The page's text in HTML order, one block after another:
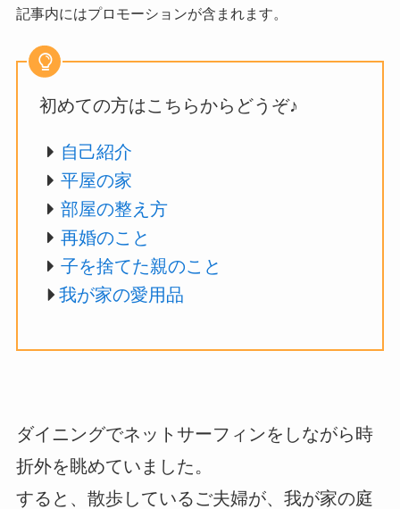
記事内にはプロモーションが含まれます。
初めての方はこちらからどうぞ♪
自己紹介
平屋の家
部屋の整え方
再婚のこと
子を捨てた親のこと
我が家の愛用品
ダイニングでネットサーフィンをしながら時
折外を眺めていました。
すると、散歩しているご夫婦が、我が家の庭